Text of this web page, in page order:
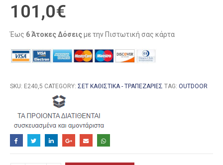
101,0€
Έως 6 Άτοκες Δόσειςμε την Πιστωτική σας κάρτα
SKU: Ε240,5 CATEGORY: ΣΕΤ ΚΑΘΙΣΤΙΚΆ - ΤΡΑΠΕΖΑΡΊΕΣ TAG: OUTDOOR